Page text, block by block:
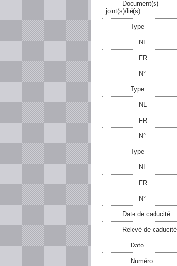
Document(s)
joint(s)/lié(s)
Type
NL
FR
N°
Type
NL
FR
N°
Type
NL
FR
N°
Date de caducité
Relevé de caducité
Date
Numéro